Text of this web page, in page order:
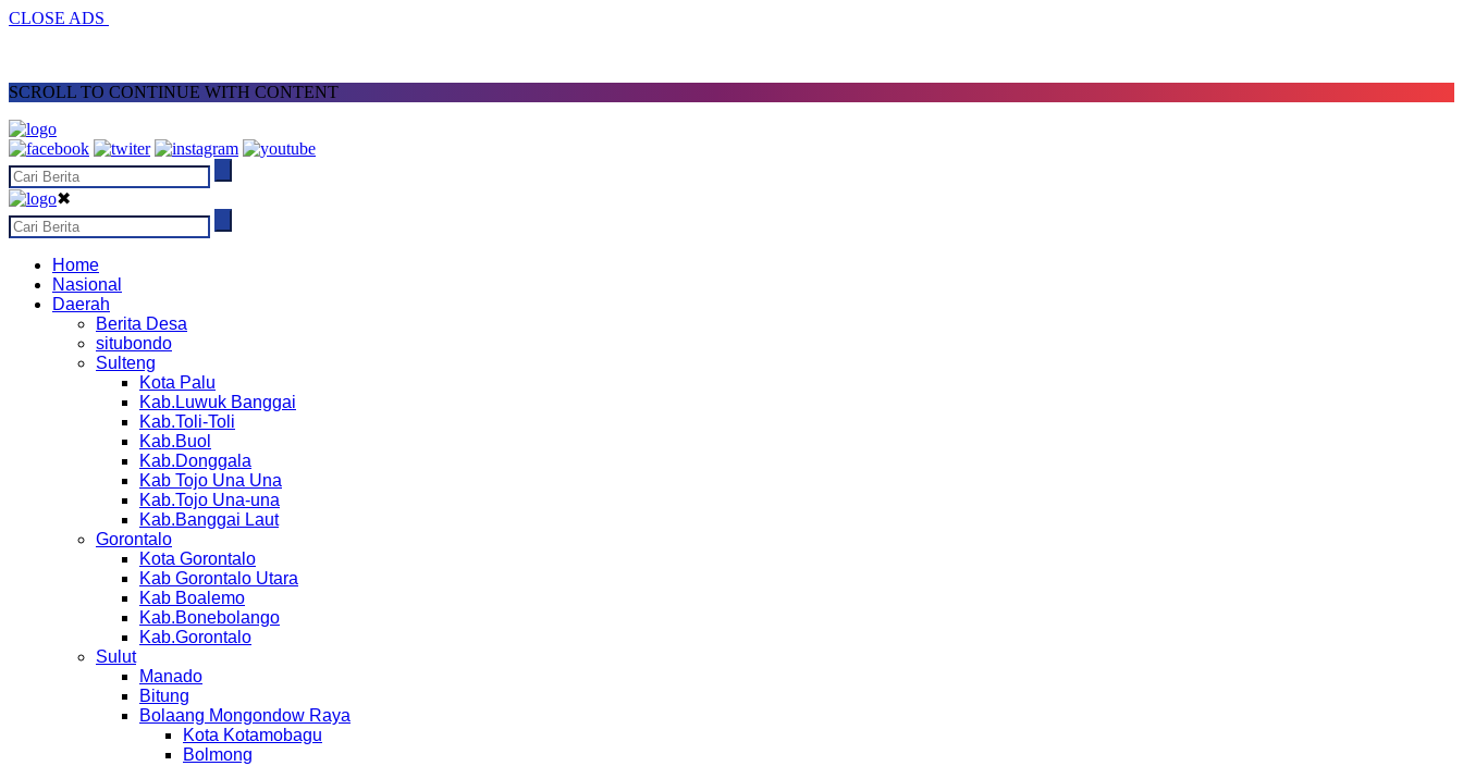
CLOSE ADS
SCROLL TO CONTINUE WITH CONTENT
✖
Home
Nasional
Daerah
Berita Desa
situbondo
Sulteng
Kota Palu
Kab.Luwuk Banggai
Kab.Toli-Toli
Kab.Buol
Kab.Donggala
Kab Tojo Una Una
Kab.Tojo Una-una
Kab.Banggai Laut
Gorontalo
Kota Gorontalo
Kab Gorontalo Utara
Kab Boalemo
Kab.Bonebolango
Kab.Gorontalo
Sulut
Manado
Bitung
Bolaang Mongondow Raya
Kota Kotamobagu
Bolmong